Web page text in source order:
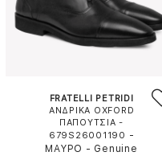
FRATELLI PETRIDI
ΑΝΔΡΙΚΑ OXFORD
ΠΑΠΟΥΤΣΙΑ -
679S26001190 -
ΜΑΥΡΟ - Genuine